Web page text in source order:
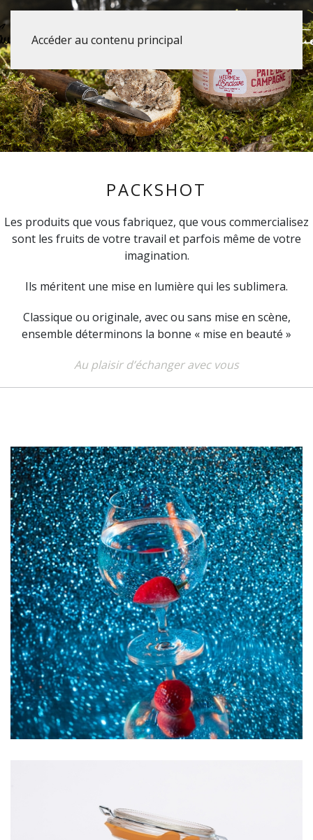
Accéder au contenu principal
PACKSHOT
Les produits que vous fabriquez, que vous commercialisez
sont les fruits de votre travail et parfois même de votre
imagination.
Ils méritent une mise en lumière qui les sublimera.
Classique ou originale, avec ou sans mise en scène,
ensemble déterminons la bonne « mise en beauté »
Au plaisir d’échanger avec vous